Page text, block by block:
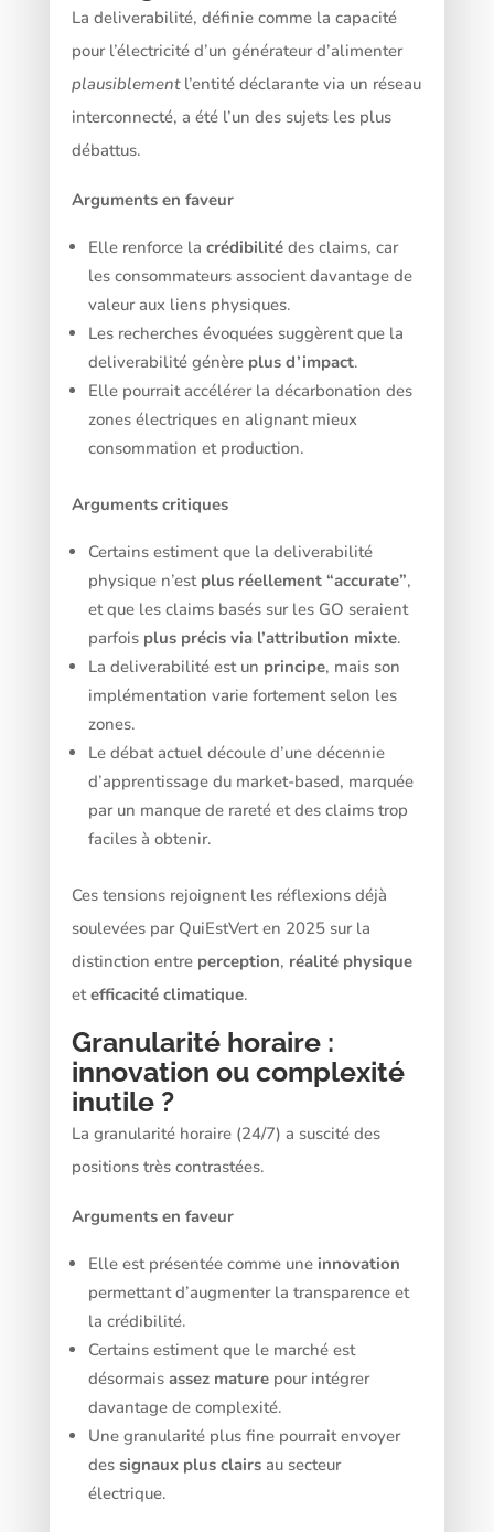
La deliverabilité, définie comme la capacité
pour l’électricité d’un générateur d’alimenter
plausiblementl’entité déclarante via un réseau
interconnecté, a été l’un des sujets les plus
débattus.
Arguments en faveur
Elle renforce la crédibilitédes claims, car
les consommateurs associent davantage de
valeur aux liens physiques.
Les recherches évoquées suggèrent que la
deliverabilité génère plus d’impact.
Elle pourrait accélérer la décarbonation des
zones électriques en alignant mieux
consommation et production.
Arguments critiques
Certains estiment que la deliverabilité
physique n’est plus réellement “accurate”,
et que les claims basés sur les GO seraient
parfois plus précis via l’attribution mixte.
La deliverabilité est un principe, mais son
implémentation varie fortement selon les
zones.
Le débat actuel découle d’une décennie
d’apprentissage du market-based, marquée
par un manque de rareté et des claims trop
faciles à obtenir.
Ces tensions rejoignent les réflexions déjà
soulevées par QuiEstVert en 2025 sur la
distinction entre perception, réalité physique
etefficacité climatique.
Granularité horaire :
innovation ou complexité
inutile ?
La granularité horaire (24/7) a suscité des
positions très contrastées.
Arguments en faveur
Elle est présentée comme une innovation
permettant d’augmenter la transparence et
la crédibilité.
Certains estiment que le marché est
désormais assez maturepour intégrer
davantage de complexité.
Une granularité plus fine pourrait envoyer
des signaux plus clairsau secteur
électrique.